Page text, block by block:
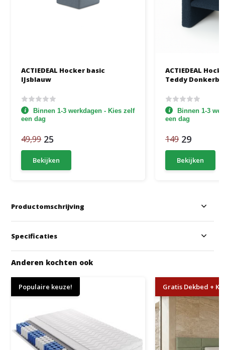
ACTIEDEAL Hocker basic
IJsblauw
Binnen 1-3 werkdagen - Kies zelf
een dag
49,99 25
Bekijken
ACTIEDEAL
Teddy
Binnen 1-3
een dag
149 29
Bekijken
Productomschrijving
Specificaties
Anderen kochten ook
Populaire keuze! Gratis Dekbed +